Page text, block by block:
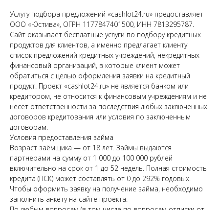
Услугу подбора предложений «cashlot24.ru» предоставляет
ООО «Юстива», ОГРН 1177847401500, ИНН 7813295787.
Сайт оказывает бесплатные услуги по подбору кредитных
продуктов для клиентов, а именно предлагает клиенту
список предложений кредитных учреждений, некредитных
финансовый организаций, в которые клиент может
обратиться с целью оформления заявки на кредитный
продукт. Проект «cashlot24.ru» не является банком или
кредитором, не относится к финансовым учреждениям и не
несёт ответственности за последствия любых заключенных
договоров кредитования или условия по заключенным
договорам.
Условия предоставления займа
Возраст заёмщика — от 18 лет. Займы выдаются
партнерами на сумму от 1 000 до 100 000 рублей
включительно на срок от 1 до 52 недель. Полная стоимость
кредита (ПСК) может составлять от 0 до 292% годовых.
Чтобы оформить заявку на получение займа, необходимо
заполнить анкету на сайте проекта.